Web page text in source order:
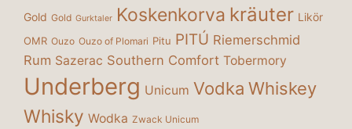
Gold Gold Gurktaler Koskenkorva kräuter Likör
OMR Ouzo Ouzo of Plomari Pitu PITÚ Riemerschmid
Rum Sazerac Southern Comfort Tobermory
Underberg Unicum Vodka Whiskey
Whisky Wodka Zwack Unicum